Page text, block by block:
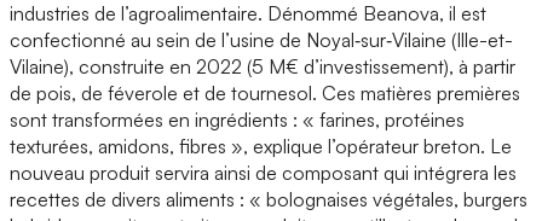
industries de l’agroalimentaire. Dénommé Beanova, il est
confectionné au sein de l’usine de Noyal‑sur‑Vilaine (Ille-et-
Vilaine), construite en 2022 (5 M€ d’investissement), à partir
de pois, de féverole et de tournesol. Ces matières premières
sont transformées en ingrédients : « farines, protéines
texturées, amidons, fibres », explique l’opérateur breton. Le
nouveau produit servira ainsi de composant qui intégrera les
recettes de divers aliments : « bolognaises végétales, burgers